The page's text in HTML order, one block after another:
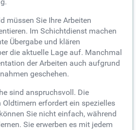
müssen Sie Ihre Arbeiten
Im Schichtdienst machen
Übergabe und klären
die aktuelle Lage auf. Manchmal
der Arbeiten auch aufgrund
geschehen.
sind anspruchsvoll. Die
Oldtimern erfordert ein spezielles
Sie nicht einfach, während
Sie erwerben es mit jedem